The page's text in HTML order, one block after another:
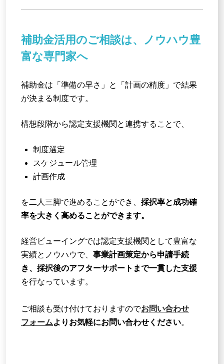
補助金活用のご相談は、ノウハウ豊
富な専門家へ
補助金は「準備の早さ」と「計画の精度」で結果
が決まる制度です。
構想段階から認定支援機関と連携することで、
制度選定
スケジュール管理
計画作成
を二人三脚で進めることができ、 採択率と成功確
率を大きく高めることができます。
経営ビューイングでは認定支援機関として豊富な
実績とノウハウで、 事業計画策定から申請手続
き、採択後のアフターサポートまで一貫した支援
を行なっています。
ご相談も受け付けておりますのでお問い合わせ
フォームよりお気軽にお問い合わせください。